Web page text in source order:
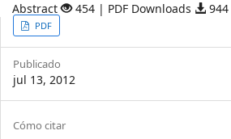
Abstract 454 | PDF Downloads 944
Article
Sidebar
PDF
Publicado
jul 13, 2012
Article
Cómo citar